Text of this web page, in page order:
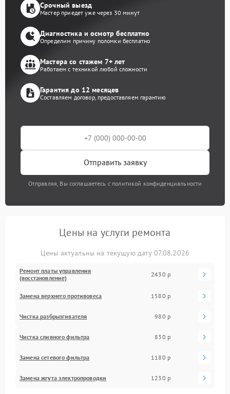
Срочный выезд
Мастер приедет уже через 30 минут
Диагностика и осмотр бесплатно
Определим причину поломки бесплатно
Мастера со стажем 7+ лет
Работаем с техникой любой сложности
Гарантия до 12 месяцев
Составляем договор, предоставляем гарантию
Отправить заявку
Отправляя, Вы соглашаетесь с политикой конфиденциальности
Цены на услуги ремонта
Цены актуальны на текущую дату 07.08.2026
Ремонт платы управления
(восстановление)
2430 р
Замена верхнего противовеса 1580 р
Чистка разбрызгивателя 980 р
Чистка сливного фильтра 830 р
Замена сетевого фильтра 1180 р
Замена жгута электропроводки 1230 р